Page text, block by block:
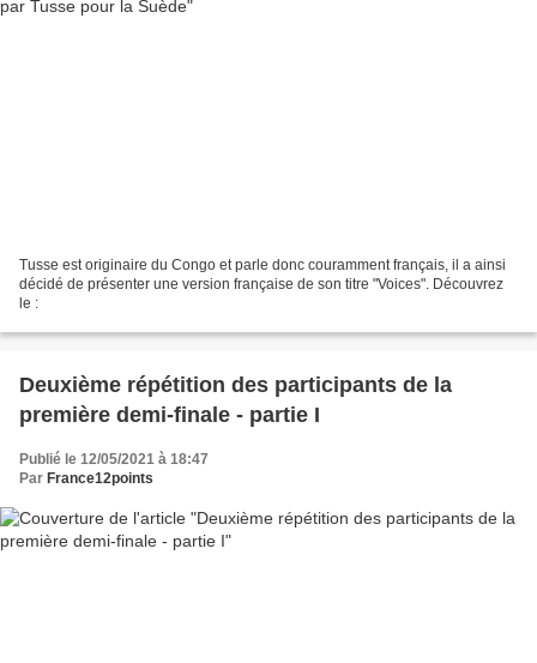
Tusse est originaire du Congo et parle donc couramment français, il a ainsi
décidé de présenter une version française de son titre "Voices". Découvrez
le :
Deuxième répétition des participants de la
première demi-finale - partie I
Publié le 12/05/2021 à 18:47
Par France12points